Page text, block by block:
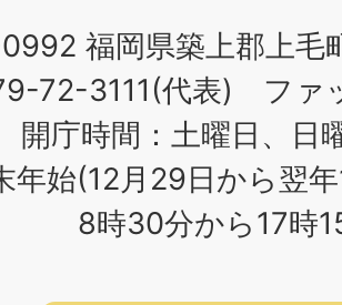
福岡県築上郡上毛
72-3111(代表) ファ
開庁時間：土曜日、日
年始(12月29日から翌
8時30分から17時